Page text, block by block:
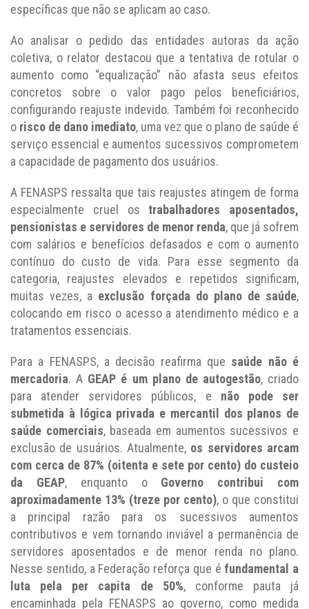
específicas que não se aplicam ao caso.
Ao analisar o pedido das entidades autoras da ação
coletiva, o relator destacou que a tentativa de rotular o
aumento como “equalização” não afasta seus efeitos
concretos sobre o valor pago pelos beneficiários,
configurando reajuste indevido. Também foi reconhecido
o risco de dano imediato, uma vez que o plano de saúde é
serviço essencial e aumentos sucessivos comprometem
a capacidade de pagamento dos usuários.
A FENASPS ressalta que tais reajustes atingem de forma
especialmente cruel os trabalhadores aposentados,
pensionistas e servidores de menor renda, que já sofrem
com salários e benefícios defasados e com o aumento
contínuo do custo de vida. Para esse segmento da
categoria, reajustes elevados e repetidos significam,
muitas vezes, a exclusão forçada do plano de saúde,
colocando em risco o acesso a atendimento médico e a
tratamentos essenciais.
Para a FENASPS, a decisão reafirma que saúde não é
mercadoria. A GEAP é um plano de autogestão, criado
para atender servidores públicos, e não pode ser
submetida à lógica privada e mercantil dos planos de
saúde comerciais, baseada em aumentos sucessivos e
exclusão de usuários. Atualmente, os servidores arcam
com cerca de 87% (oitenta e sete por cento) do custeio
da GEAP, enquanto o Governo contribui com
aproximadamente 13% (treze por cento), o que constitui
a principal razão para os sucessivos aumentos
contributivos e vem tornando inviável a permanência de
servidores aposentados e de menor renda no plano.
Nesse sentido, a Federação reforça que éfundamental a
luta pela per capita de 50%, conforme pauta já
encaminhada pela FENASPS ao governo, como medida